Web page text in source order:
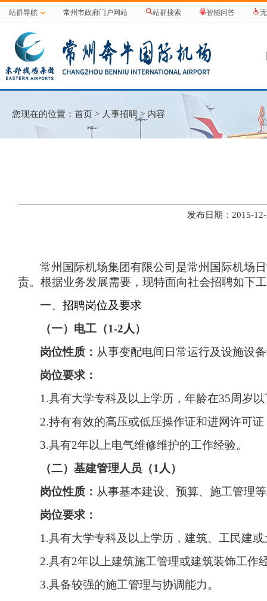
站群导航 常州市政府门户网站 站群搜索 智能问答
您现在的位置： 首页 > 人事招聘 > 内容
发布日期：2015-
常州国际机场集团有限公司是常州国际机场
责。根据业务发展需要，现特面向社会招聘如下
一、招聘岗位及要求
（一）电工（1-2人）
岗位性质： 从事变配电间日常运行及设施设
岗位要求：
1.具有大学专科及以上学历，年龄在35周岁
2.持有有效的高压或低压操作证和进网许可证
3.具有2年以上电气维修维护的工作经验。
（二）基建管理人员（1 人）
岗位性质： 从事基本建设、预算、施工管理
岗位要求：
1.具有大学专科及以上学历，建筑、工民建
2.具有2年以上建筑施工管理或建筑装饰工作
3.具备较强的施工管理与协调能力。